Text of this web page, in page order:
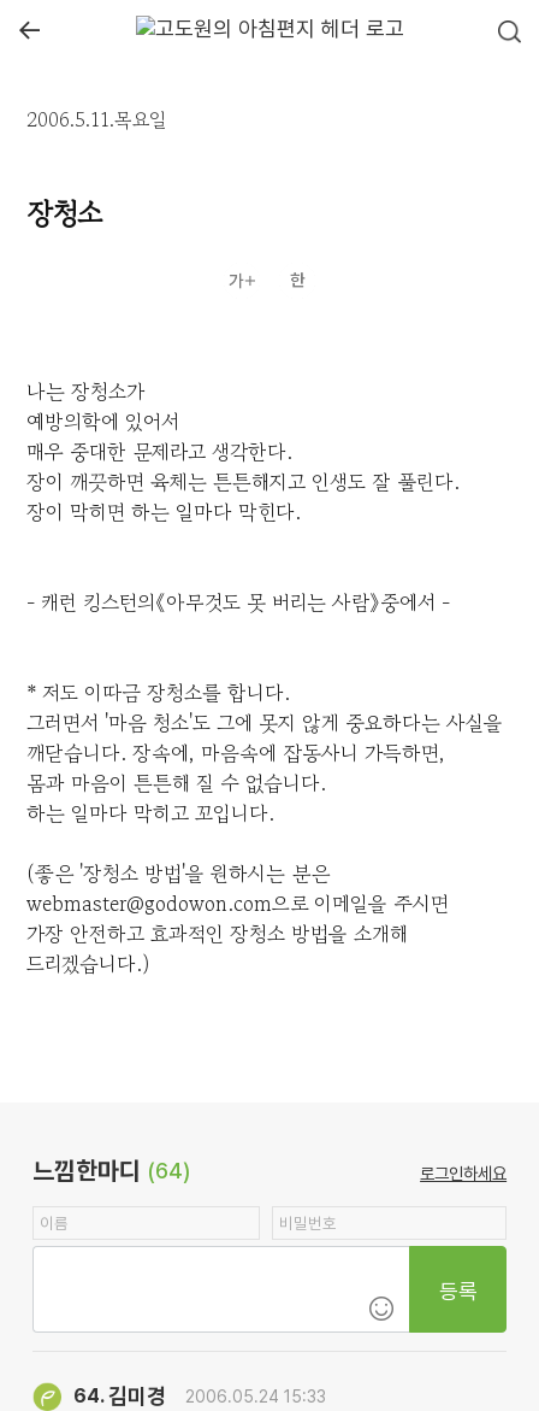
←
2006.5.11.목요일
장청소
나는 장청소가
예방의학에 있어서
매우 중대한 문제라고 생각한다.
장이 깨끗하면 육체는 튼튼해지고 인생도 잘 풀린다.
장이 막히면 하는 일마다 막힌다.
- 캐런 킹스턴의《아무것도 못 버리는 사람》중에서 -
* 저도 이따금 장청소를 합니다.
그러면서 '마음 청소'도 그에 못지 않게 중요하다는 사실을
깨닫습니다. 장속에, 마음속에 잡동사니 가득하면,
몸과 마음이 튼튼해 질 수 없습니다.
하는 일마다 막히고 꼬입니다.
(좋은 '장청소 방법'을 원하시는 분은
webmaster@godowon.com으로 이메일을 주시면
가장 안전하고 효과적인 장청소 방법을 소개해
드리겠습니다.)
느낌한마디 (64) 로그인하세요
등록
64.김미경 2006.05.24 15:33